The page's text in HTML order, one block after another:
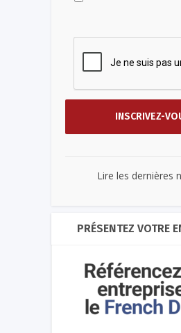
Lire les dernières
PRÉSENTEZ VOTRE